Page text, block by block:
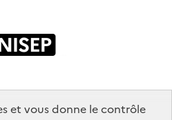
et vous donne le contrôle